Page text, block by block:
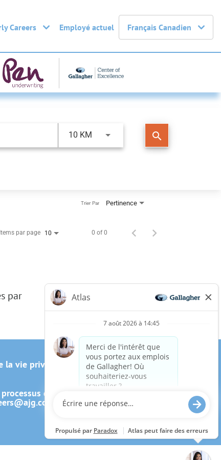
Careers Employé actuel Français Canadien
10 KM search
Pertinence
Trier Par
Items par page 10 0 of 0
par
la vie privée du candidat
de candidature, y